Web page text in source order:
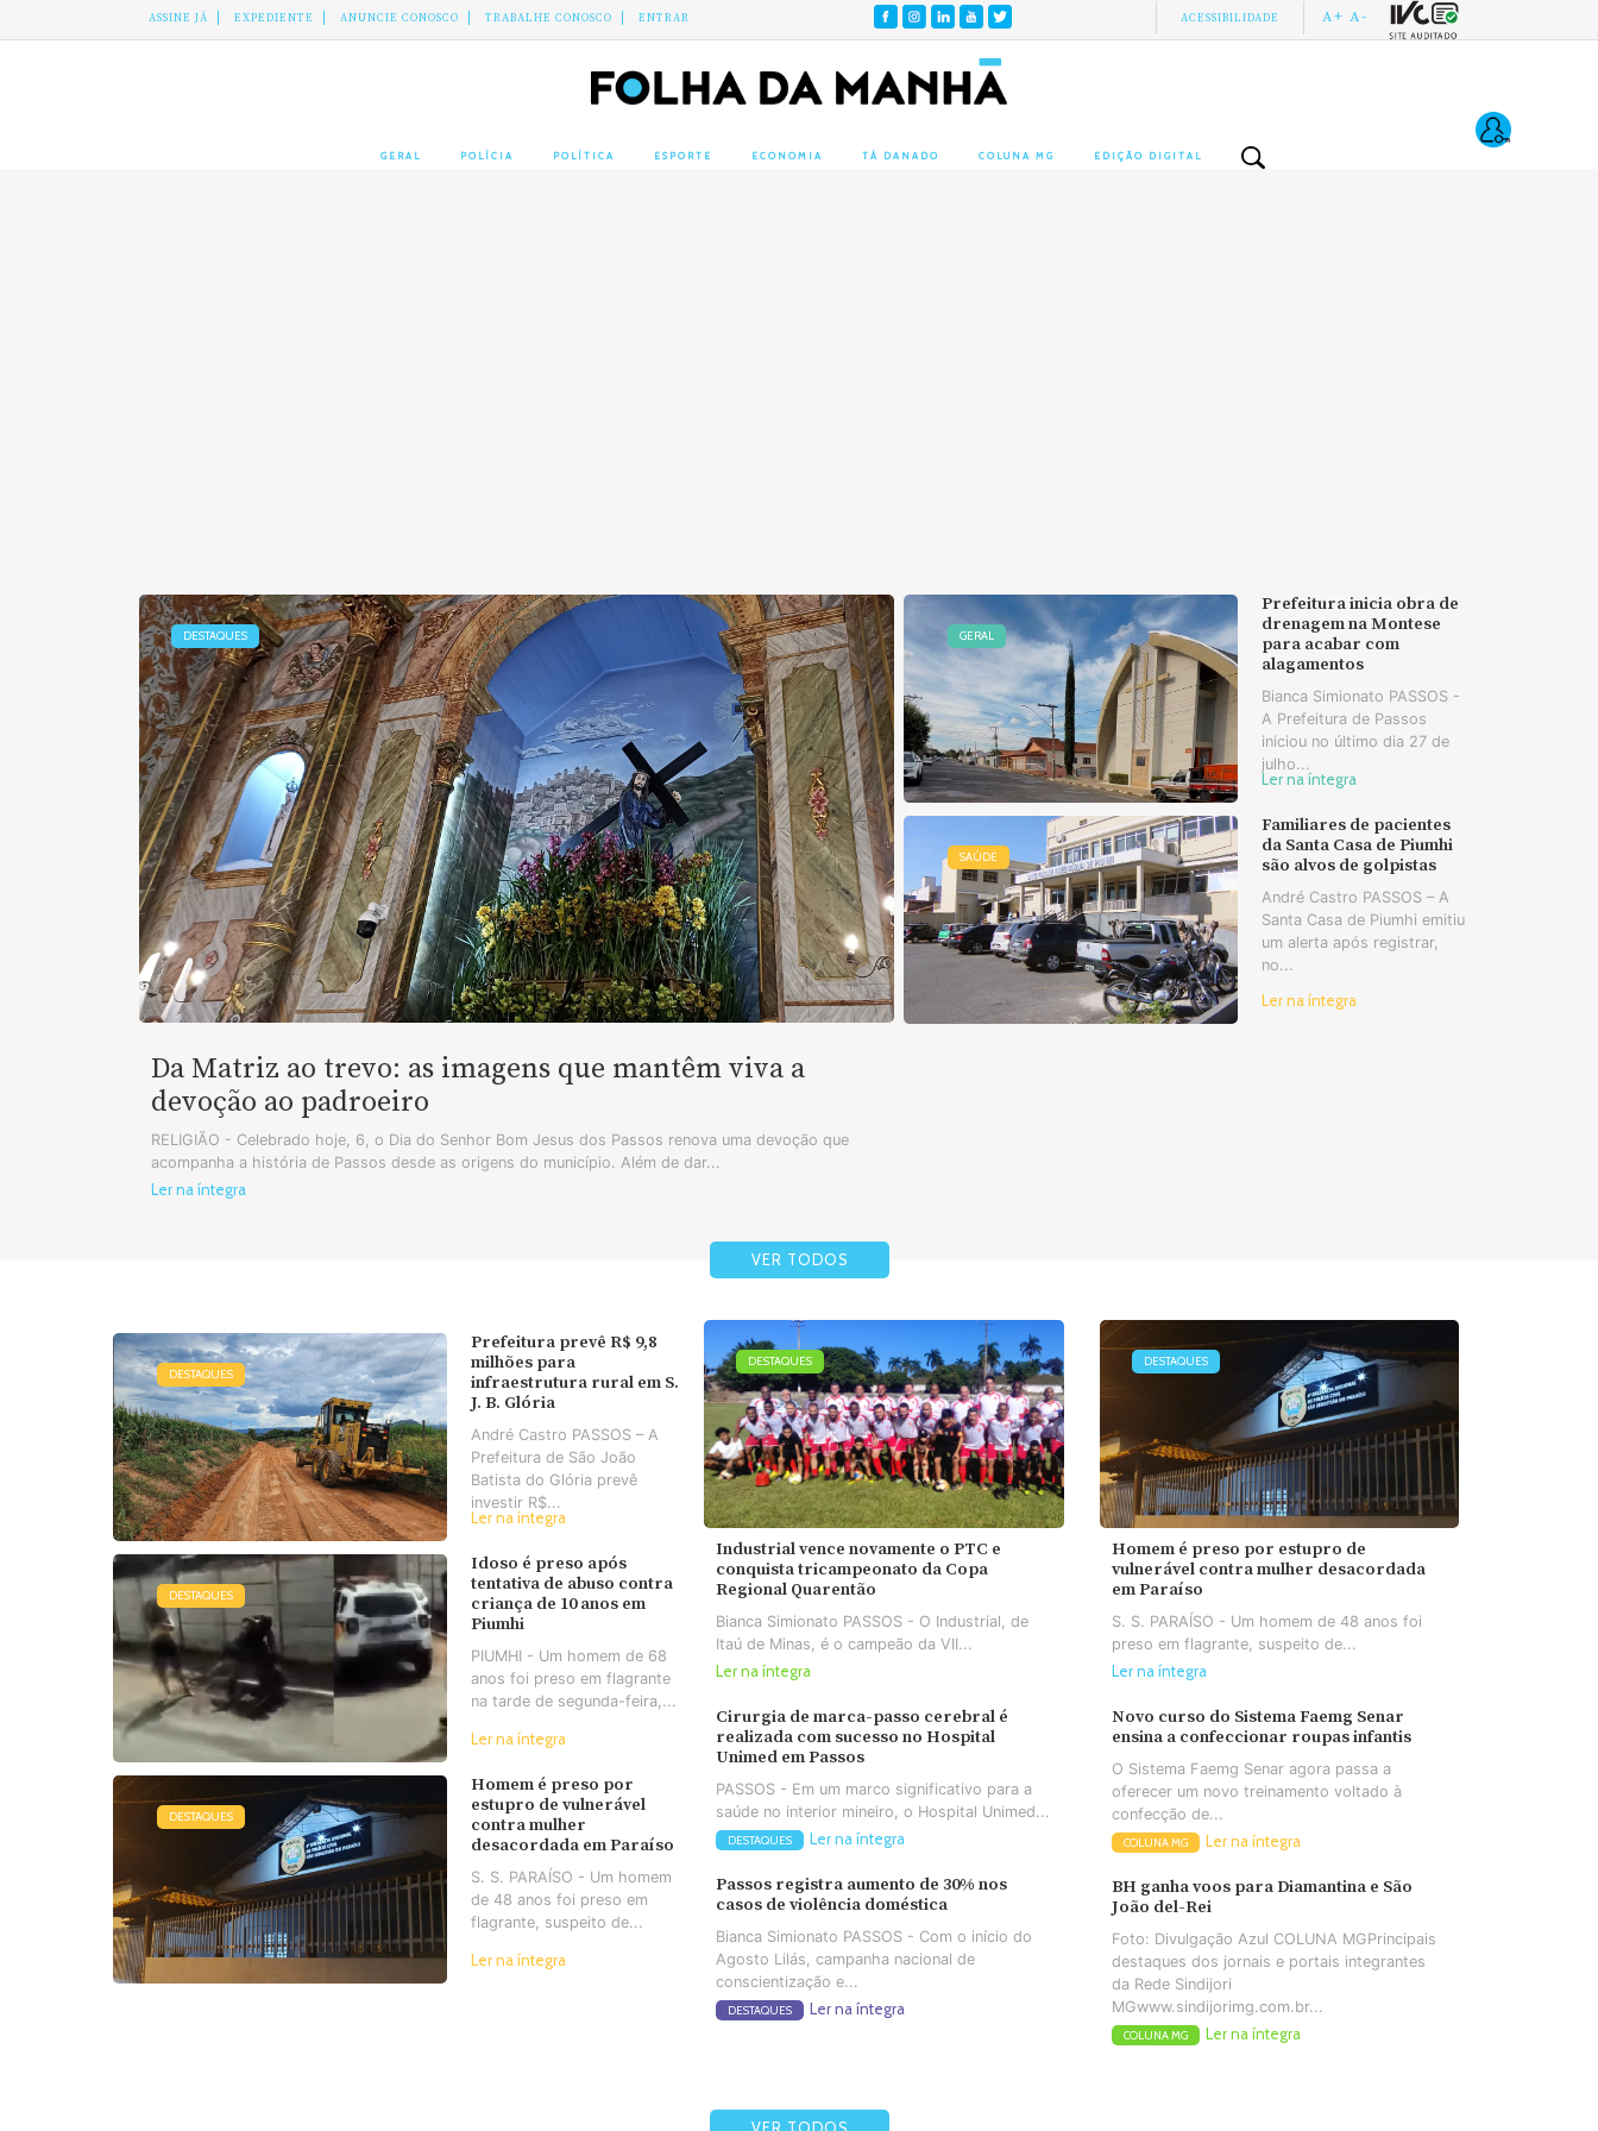
ASSINE JÁ EXPEDIENTE ANUNCIE CONOSCO TRABALHE CONOSCO ENTRAR ACESSIBILIDADE A+ A-
GERAL POLÍCIA POLÍTICA ESPORTE ECONOMIA TÁ DANADO COLUNA MG EDIÇÃO DIGITAL
DESTAQUES
Da Matriz ao trevo: as imagens que mantêm viva a
devoção ao padroeiro
RELIGIÃO - Celebrado hoje, 6, o Dia do Senhor Bom Jesus dos Passos renova uma devoção que
acompanha a história de Passos desde as origens do município. Além de dar...
Ler na íntegra
GERAL
Prefeitura inicia obra de
drenagem na Montese
para acabar com
alagamentos
Bianca Simionato PASSOS -
A Prefeitura de Passos
iniciou no último dia 27 de
julho...
Ler na íntegra
SAÚDE
Familiares de pacientes
da Santa Casa de Piumhi
são alvos de golpistas
André Castro PASSOS – A
Santa Casa de Piumhi emitiu
um alerta após registrar,
no...
Ler na íntegra
VER TODOS
DESTAQUES
Prefeitura prevê R$ 9,8
milhões para
infraestrutura rural em S.
J. B. Glória
André Castro PASSOS – A
Prefeitura de São João
Batista do Glória prevê
investir R$...
Ler na íntegra
DESTAQUES
Idoso é preso após
tentativa de abuso contra
criança de 10 anos em
Piumhi
PIUMHI - Um homem de 68
anos foi preso em flagrante
na tarde de segunda-feira,...
Ler na íntegra
DESTAQUES
Homem é preso por
estupro de vulnerável
contra mulher
desacordada em Paraíso
S. S. PARAÍSO - Um homem
de 48 anos foi preso em
flagrante, suspeito de...
Ler na íntegra
DESTAQUES
Industrial vence novamente o PTC e
conquista tricampeonato da Copa
Regional Quarentão
Bianca Simionato PASSOS - O Industrial, de
Itaú de Minas, é o campeão da VII...
Ler na íntegra
Cirurgia de marca-passo cerebral é
realizada com sucesso no Hospital
Unimed em Passos
PASSOS - Em um marco significativo para a
saúde no interior mineiro, o Hospital Unimed...
DESTAQUES Ler na íntegra
Passos registra aumento de 30% nos
casos de violência doméstica
Bianca Simionato PASSOS - Com o início do
Agosto Lilás, campanha nacional de
conscientização e...
DESTAQUES Ler na íntegra
DESTAQUES
Homem é preso por estupro de
vulnerável contra mulher desacordada
em Paraíso
S. S. PARAÍSO - Um homem de 48 anos foi
preso em flagrante, suspeito de...
Ler na íntegra
Novo curso do Sistema Faemg Senar
ensina a confeccionar roupas infantis
O Sistema Faemg Senar agora passa a
oferecer um novo treinamento voltado à
confecção de...
COLUNA MG Ler na íntegra
BH ganha voos para Diamantina e São
João del-Rei
Foto: Divulgação Azul COLUNA MGPrincipais
destaques dos jornais e portais integrantes
da Rede Sindijori
MGwww.sindijorimg.com.br...
COLUNA MG Ler na íntegra